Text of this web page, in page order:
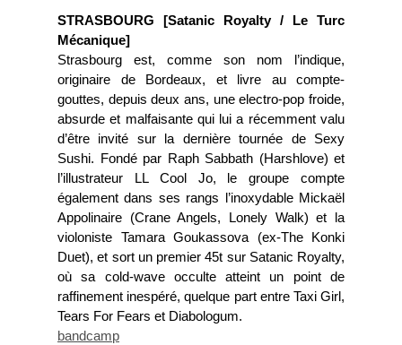
STRASBOURG [Satanic Royalty / Le Turc
Mécanique]
Strasbourg est, comme son nom l’indique,
originaire de Bordeaux, et livre au compte-
gouttes, depuis deux ans, une electro-pop froide,
absurde et malfaisante qui lui a récemment valu
d’être invité sur la dernière tournée de Sexy
Sushi. Fondé par Raph Sabbath (Harshlove) et
l’illustrateur LL Cool Jo, le groupe compte
également dans ses rangs l’inoxydable Mickaël
Appolinaire (Crane Angels, Lonely Walk) et la
violoniste Tamara Goukassova (ex-The Konki
Duet), et sort un premier 45t sur Satanic Royalty,
où sa cold-wave occulte atteint un point de
raffinement inespéré, quelque part entre Taxi Girl,
Tears For Fears et Diabologum.
bandcamp